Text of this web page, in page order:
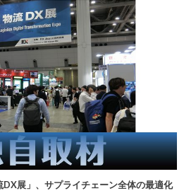
DX展」、サプライチェーン全体の最適化